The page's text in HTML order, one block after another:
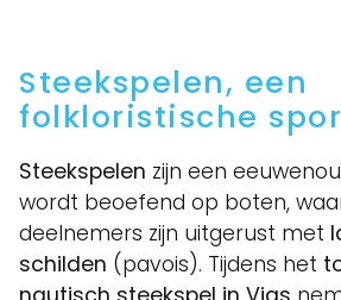
Steekspelen, een
folkloristische
Steekspelen zijn een
wordt beoefend op boten,
deelnemers zijn uitgerust met
schilden (pavois). Tijdens het